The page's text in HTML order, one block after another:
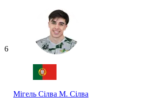
6
Мігель Сілва М. Сілва